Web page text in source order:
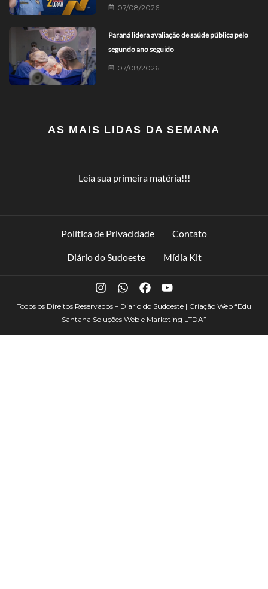
07/08/2026
Paraná lidera avaliação de saúde pública pelo
segundo ano seguido
07/08/2026
AS MAIS LIDAS DA SEMANA
Leia sua primeira matéria!!!
Política de Privacidade Contato
Diário do Sudoeste Mídia Kit
Todos os Direitos Reservados – Diario do Sudoeste | Criação Web “Edu
Santana Soluções Web e Marketing LTDA”